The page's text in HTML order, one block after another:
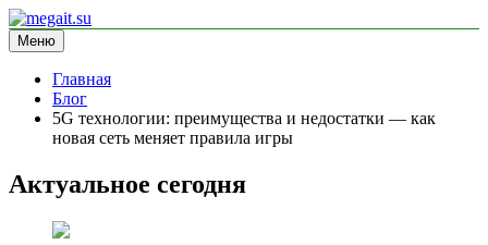
Перейти
к
содержимому
megait.su
информационный сайт
Меню
Главная
Блог
5G технологии: преимущества и недостатки — как
новая сеть меняет правила игры
Актуальное сегодня